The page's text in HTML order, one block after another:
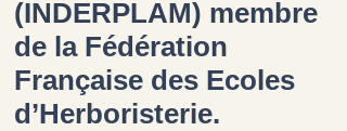
(INDERPLAM) membre
de la Fédération
Française des Ecoles
d’Herboristerie.